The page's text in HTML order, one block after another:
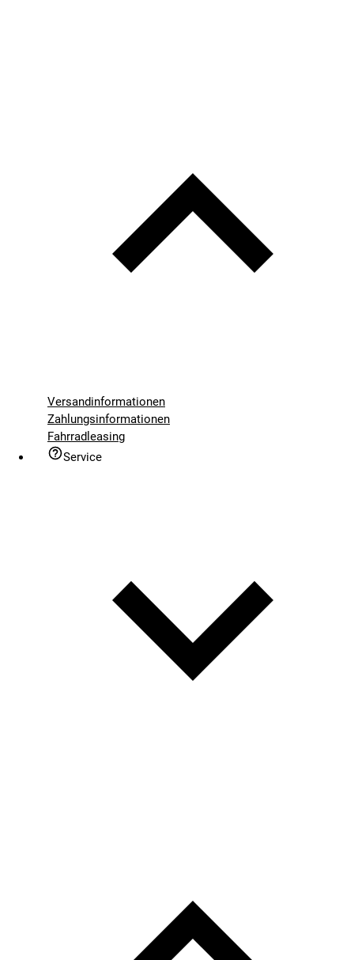
Versandinformationen
Zahlungsinformationen
Fahrradleasing
Service